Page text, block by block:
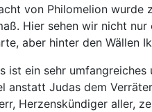
von Philomelion
Hier sehen wir nicht
aber hinter den Wällen
ein sehr
Judas dem
Herzenskündiger aller,